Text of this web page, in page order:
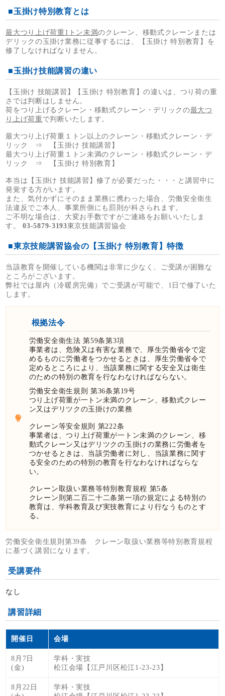
■玉掛け特別教育とは
最大つり上げ荷重1トン未満のクレーン、移動式クレーンまたは
デリックの玉掛け業務に従事するには、【玉掛け 特別教育】を
修了しなければなりません。
■玉掛け技能講習の違い
【玉掛け 技能講習】【玉掛け 特別教育】の違いは、つり荷の重
さでは判断はしません。
荷をつり上げるクレーン・移動式クレーン・デリックの最大つ
り上げ荷重で判断いたします。
最大つり上げ荷重１トン以上のクレーン・移動式クレーン・デ
リック ⇒ 【玉掛け 技能講習】
最大つり上げ荷重１トン未満のクレーン・移動式クレーン・デ
リック ⇒ 【玉掛け 特別教育】
本当は【玉掛け 技能講習】修了が必要だった・・・と講習中に
発覚する方がいます。
また、気付かずにそのまま業務に携わった場合、労働安全衛生
法違反でご本人、事業所側にも罰則が科さられます。
ご不明な場合は、大変お手数ですがご連絡をお願いいたしま
す。03-5879-3193東京技能講習協会
■東京技能講習協会の【玉掛け 特別教育】特徴
当該教育を開催している機関は非常に少なく、ご受講が困難な
ところがございます。
弊社では屋内（冷暖房完備）でご受講が可能で、1日で修了いた
します。
根拠法令
労働安全衛生法 第59条第3項
事業者は、危険又は有害な業務で、厚生労働省令で定
めるものに労働者をつかせるときは、厚生労働省令で
定めるところにより、当該業務に関する安全又は衛生
のための特別の教育を行なわなければならない。
労働安全衛生規則 第36条第19号
つり上げ荷重が一トン未満のクレーン、移動式クレー
ン又はデリツクの玉掛けの業務
クレーン等安全規則 第222条
事業者は、つり上げ荷重が一トン未満のクレーン、移
動式クレーン又はデリツクの玉掛けの業務に労働者を
つかせるときは、当該労働者に対し、当該業務に関す
る安全のための特別の教育を行なわなければならな
い。
クレーン取扱い業務等特別教育規程 第5条
クレーン則第二百二十二条第一項の規定による特別の
教育は、学科教育及び実技教育により行なうものとす
る。
労働安全衛生規則第39条 クレーン取扱い業務等特別教育規程
に基づく講習になります。
受講要件
なし
講習詳細
開催日 会場
8月7日
(金)
学科・実技
松江会場【江戸川区松江1-23-23】
8月22日
学科・実技